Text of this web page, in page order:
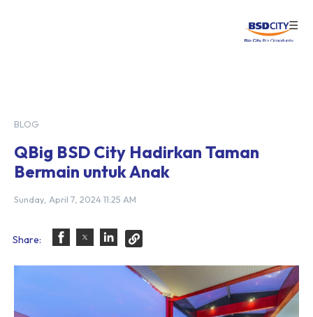
☰
BLOG
QBig BSD City Hadirkan Taman
Bermain untuk Anak
Sunday, April 7, 2024 11:25 AM
Share: